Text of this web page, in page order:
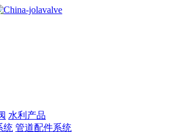
水利产品
统 管道配件系统